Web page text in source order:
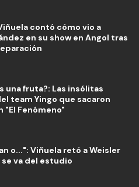
contó cómo vio a
en su show en Angol tras
una fruta?: Las insólitas
team Yingo que sacaron
"El Fenómeno"
o...": Viñuela retó a Weisler
se va del estudio